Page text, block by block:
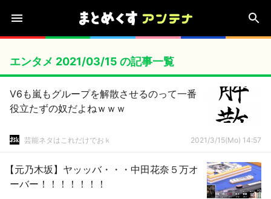
エンタメ 2021/03/15 の記事一覧
V6も嵐もグループを解散させるのって一番
役立たずの奴だよねｗｗｗ
芸能ネタはこれだけでおｋ 2021/3/15(Mo) 14:57
【元乃木坂】ヤッッバ・・・中田花奈５万オ
ーバー！！！！！！！